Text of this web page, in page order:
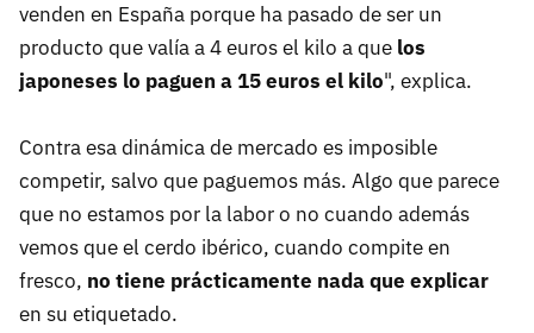
venden en España porque ha pasado de ser un
producto que valía a 4 euros el kilo a que los
japoneses lo paguen a 15 euros el kilo", explica.
Contra esa dinámica de mercado es imposible
competir, salvo que paguemos más. Algo que parece
que no estamos por la labor o no cuando además
vemos que el cerdo ibérico, cuando compite en
fresco, no tiene prácticamente nada que explicar
en su etiquetado.